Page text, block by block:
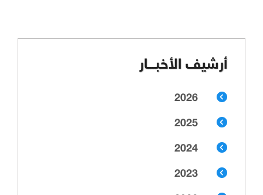
أرشيف الأخبـــار
2026
2025
2024
2023